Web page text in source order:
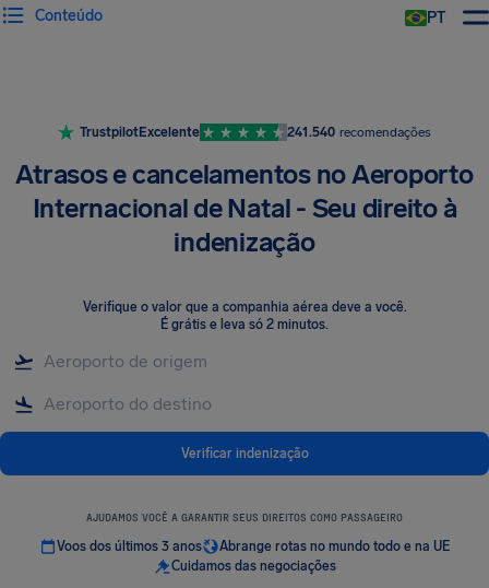
PT
Conteúdo
TrustpilotExcelente 241.540 recomendações
Atrasos e cancelamentos no Aeroporto
Internacional de Natal - Seu direito à
indenização
Verifique o valor que a companhia aérea deve a você.
É grátis e leva só 2 minutos.
Verificar indenização
AJUDAMOS VOCÊ A GARANTIR SEUS DIREITOS COMO PASSAGEIRO
Voos dos últimos 3 anos
Abrange rotas no mundo todo e na UE
Cuidamos das negociações